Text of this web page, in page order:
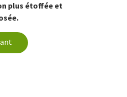
plus étoffée et